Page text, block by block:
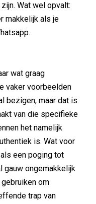
zijn. Wat wel opvalt:
makkelijk als je
wat graag
vaker voorbeelden
bezigen, maar dat is
van die specifieke
het namelijk
is. Wat voor
een poging tot
gauw ongemakkelijk
om
trap van